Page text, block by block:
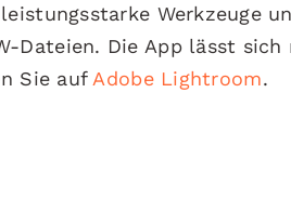
Werkzeuge
Dateien. Die App lässt
Sie auf Adobe Lightroom.